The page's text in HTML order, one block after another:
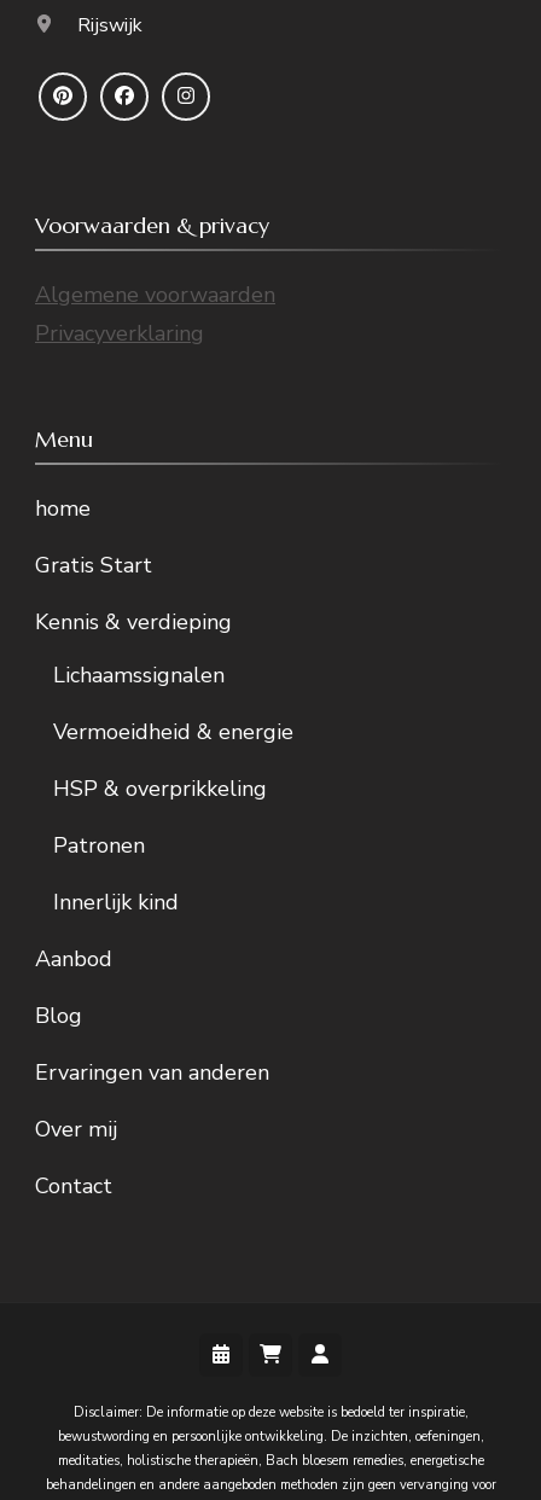
Rijswijk
Voorwaarden & privacy
Algemene voorwaarden
Privacyverklaring
Menu
home
Gratis Start
Kennis & verdieping
Lichaamssignalen
Vermoeidheid & energie
HSP & overprikkeling
Patronen
Innerlijk kind
Aanbod
Blog
Ervaringen van anderen
Over mij
Contact
Disclaimer: De informatie op deze website is bedoeld ter inspiratie,
bewustwording en persoonlijke ontwikkeling. De inzichten, oefeningen,
meditaties, holistische therapieën, Bach bloesem remedies, energetische
behandelingen en andere aangeboden methoden zijn geen vervanging voor